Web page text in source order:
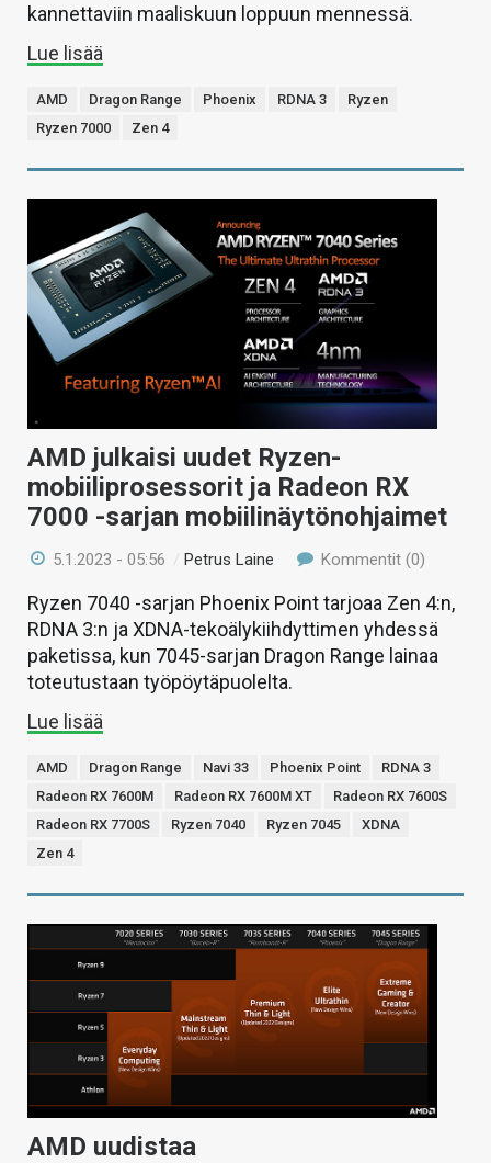
kannettaviin maaliskuun loppuun mennessä.
Lue lisää
AMD Dragon Range Phoenix RDNA 3
Ryzen
Ryzen 7000
Zen 4
AMD julkaisi uudet Ryzen-
mobiiliprosessorit ja Radeon RX
7000 -sarjan mobiilinäytönohjaimet
5.1.2023 - 05:56 /Petrus Laine Kommentit (0)
Ryzen 7040 -sarjan Phoenix Point tarjoaa Zen 4:n,
RDNA 3:n ja XDNA-tekoälykiihdyttimen yhdessä
paketissa, kun 7045-sarjan Dragon Range lainaa
toteutustaan työpöytäpuolelta.
Lue lisää
AMD Dragon Range Navi 33 Phoenix Point
RDNA 3
Radeon RX 7600M
Radeon RX 7600M XT
Radeon RX 7600S
Radeon RX 7700S
Ryzen 7040 Ryzen 7045
XDNA
Zen 4
AMD uudistaa